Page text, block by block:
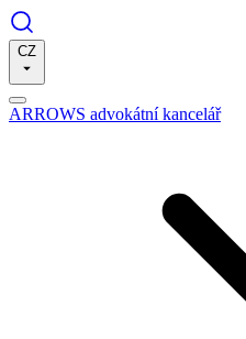
CZ
ARROWS advokátní kancelář